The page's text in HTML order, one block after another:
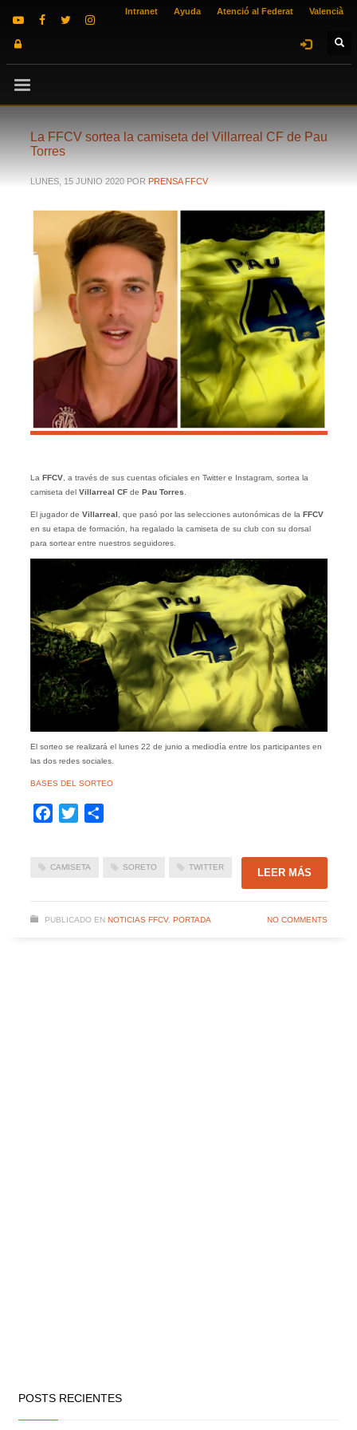
Intranet Ayuda Atenció al Federat Valencià
La FFCV sortea la camiseta del Villarreal CF de Pau
Torres
LUNES, 15 JUNIO 2020 POR PRENSA FFCV
La FFCV, a través de sus cuentas oficiales en Twitter e Instagram, sortea la
camiseta del Villarreal CFde Pau Torres
El jugador de Villarreal , que pasó por las selecciones autonómicas de la FFCV
en su etapa de formación, ha regalado la camiseta de su club con su dorsal
para sortear entre nuestros seguidores.
El sorteo se realizará el lunes 22 de junio a mediodía entre los participantes en
las dos redes sociales.
BASES DEL SORTEO
Facebook
Twitter
CAMISETA SORETO TWITTER LEER MÁS
PUBLICADO EN NOTICIAS FFCV, PORTADA NO COMMENTS
POSTS RECIENTES